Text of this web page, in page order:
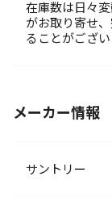
在庫数は日々
がお取り寄せ
ることがござ
メーカー情報
サントリー